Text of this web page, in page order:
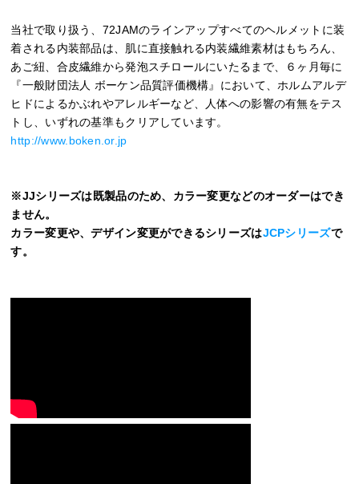
当社で取り扱う、72JAMのラインアップすべてのヘルメットに装
着される内装部品は、肌に直接触れる内装繊維素材はもちろん、
あご紐、合皮繊維から発泡スチロールにいたるまで、６ヶ月毎に
『一般財団法人 ボーケン品質評価機構』において、ホルムアルデ
ヒドによるかぶれやアレルギーなど、人体への影響の有無をテス
トし、いずれの基準もクリアしています。
http://www.boken.or.jp
※JJシリーズは既製品のため、カラー変更などのオーダーはでき
ません。
カラー変更や、デザイン変更ができるシリーズはJCPシリーズで
す。